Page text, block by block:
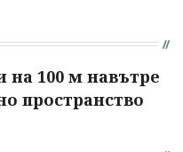
на 100 м навътре
пространство